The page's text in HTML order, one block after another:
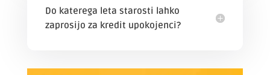
Do katerega leta starosti lahko
zaprosijo za kredit upokojenci?